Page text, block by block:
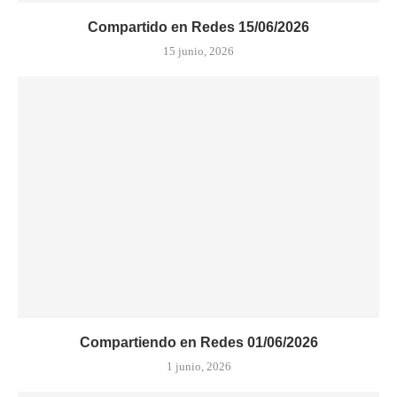
Compartido en Redes 15/06/2026
15 junio, 2026
Compartiendo en Redes 01/06/2026
1 junio, 2026